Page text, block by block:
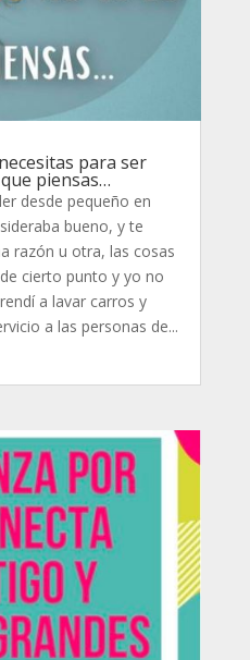
para ser
piensas…
desde pequeño en
bueno, y te
razón u otra, las cosas
cierto punto y yo no
a lavar carros y
a las personas de...